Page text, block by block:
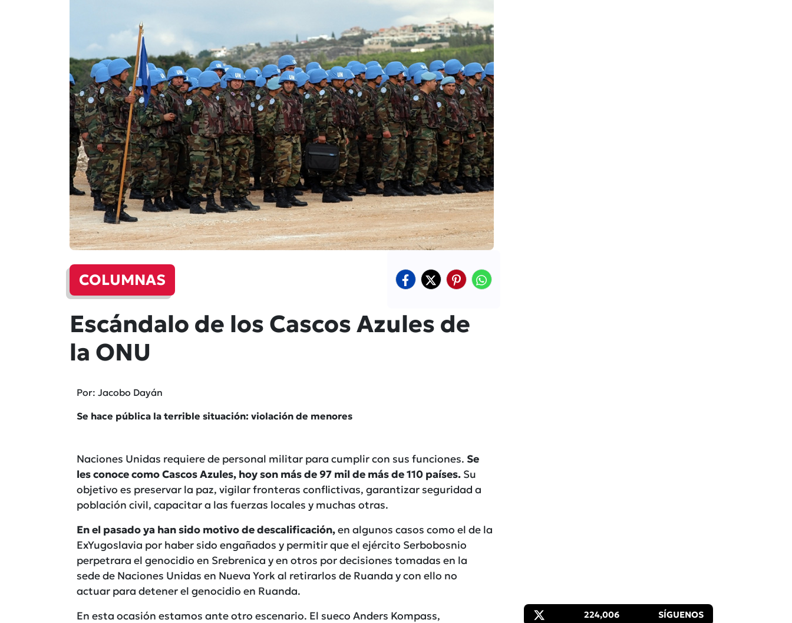
COLUMNAS
Escándalo de los Cascos Azules de
la ONU
Por: Jacobo Dayán
Se hace pública la terrible situación: violación de menores
Naciones Unidas requiere de personal militar para cumplir con sus funciones. Se
les conoce como Cascos Azules, hoy son más de 97 mil de más de 110 países. Su
objetivo es preservar la paz, vigilar fronteras conflictivas, garantizar seguridad a
población civil, capacitar a las fuerzas locales y muchas otras.
En el pasado ya han sido motivo de descalificación,en algunos casos como el de la
ExYugoslavia por haber sido engañados y permitir que el ejército Serbobosnio
perpetrara el genocidio en Srebrenica y en otros por decisiones tomadas en la
sede de Naciones Unidas en Nueva York al retirarlos de Ruanda y con ello no
actuar para detener el genocidio en Ruanda.
En esta ocasión estamos ante otro escenario. El sueco Anders Kompass,
224,006 SÍGUENOS